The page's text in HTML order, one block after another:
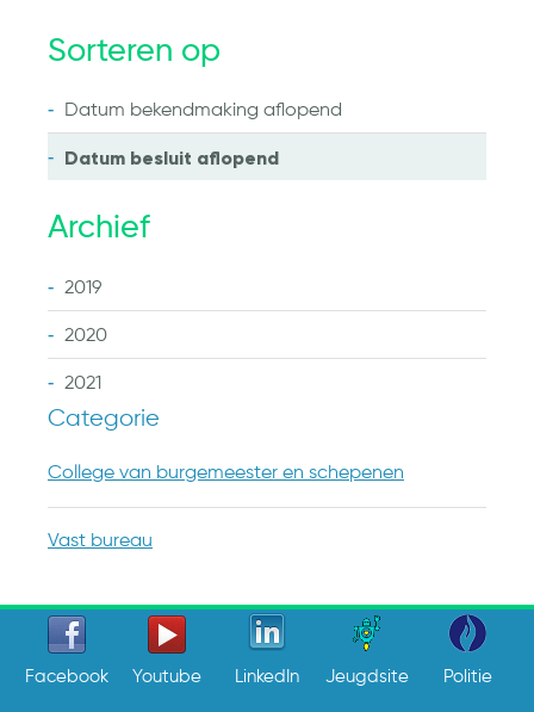
Sorteren op
Datum bekendmaking aflopend
Datum besluit aflopend
Archief
2019
2020
2021
Categorie
College van burgemeester en schepenen
Vast bureau
Facebook Youtube LinkedIn Jeugdsite Politie